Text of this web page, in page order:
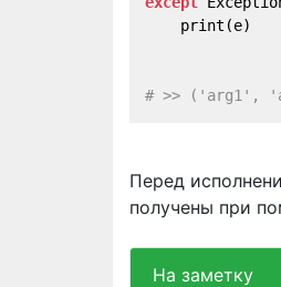
    print(e)
# >> ('arg1',
Перед
получены при
На заметку